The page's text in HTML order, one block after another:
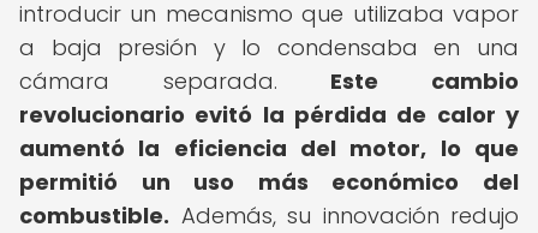
introducir un mecanismo que utilizaba vapor
a baja presión y lo condensaba en una
cámara separada. Este cambio
revolucionario evitó la pérdida de calor y
aumentó la eficiencia del motor, lo que
permitió un uso más económico del
combustible. Además, su innovación redujo